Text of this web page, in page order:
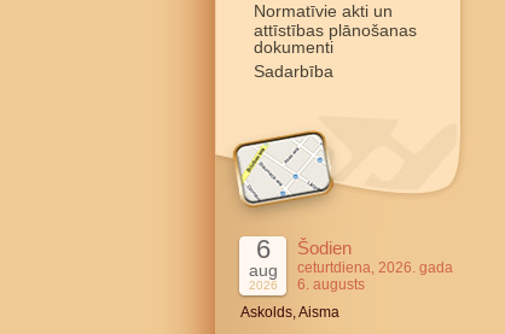
Normatīvie akti un
attīstības plānošanas
dokumenti
Sadarbība
6
aug
2026
Šodien
ceturtdiena, 2026. gada
6. augusts
Askolds, Aisma